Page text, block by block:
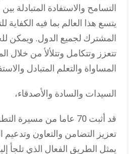
التسامح والاستفادة المتبادلة
يتسع هذا العالم بما فيه الكفاية
المشترك لجميع الدول. ويمكن
تتعزز وتتكامل وتتلألأ من خلال
المساواة والتعلم المتبادل
السيدات والسادة والأصدقاء،
قد أثبت 70 عاما من
تعزيز التضامن والتعاون وتدعيم
يمثل الطريق الفعال الذي تلجأ